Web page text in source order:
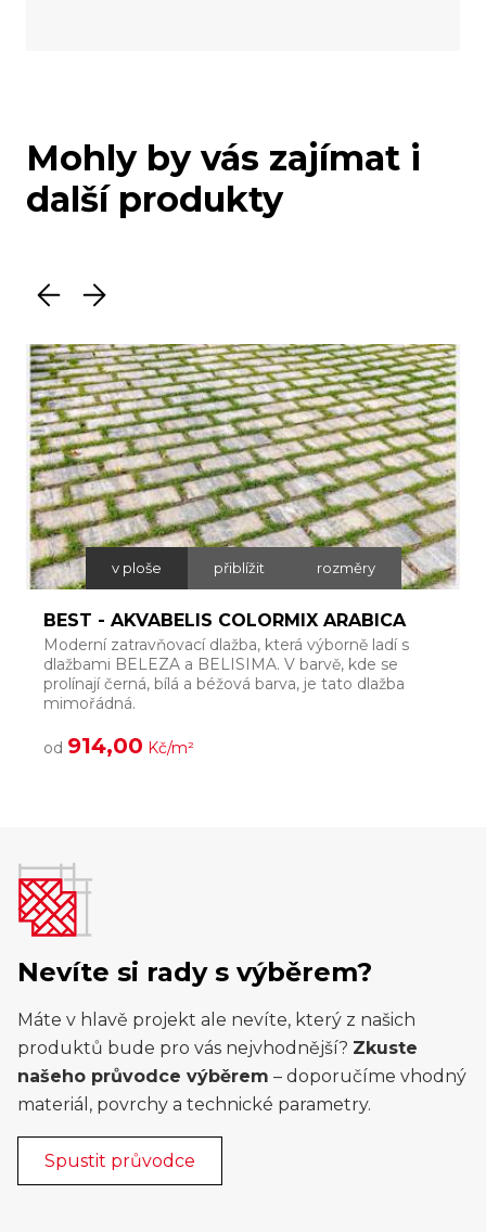
Mohly by vás zajímat i
další produkty
v ploše přiblížit rozměry
BEST - AKVABELIS COLORMIX ARABICA
Moderní zatravňovací dlažba, která výborně ladí s
dlažbami BELEZA a BELISIMA. V barvě, kde se
prolínají černá, bílá a béžová barva, je tato dlažba
mimořádná.
od 914,00 Kč/m²
Nevíte si rady s výběrem?
Máte v hlavě projekt ale nevíte, který z našich
produktů bude pro vás nejvhodnější? Zkuste
našeho průvodce výběrem – doporučíme vhodný
materiál, povrchy a technické parametry.
Spustit průvodce